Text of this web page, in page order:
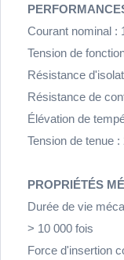
Courant nominal :
Tension de
Résistance
Résistance de
Élévation de
Tension de tenue :
PROPRIÉTÉS
Durée de vie
> 10 000 fois
Force d'insertion